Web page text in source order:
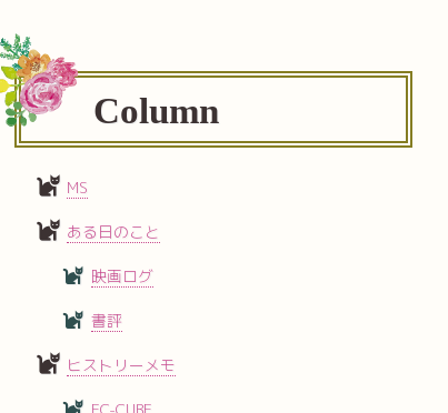
Column
MS
ある日のこと
映画ログ
書評
ヒストリーメモ